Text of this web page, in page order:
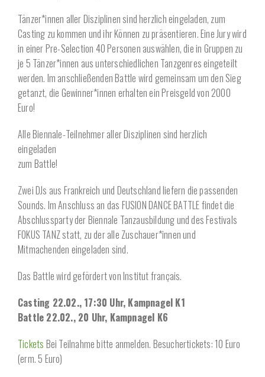
Tänzer*innen aller Disziplinen sind herzlich eingeladen, zum
Casting zu kommen und ihr Können zu präsentieren. Eine Jury wird
in einer Pre-Selection 40 Personen auswählen, die in Gruppen zu
je 5 Tänzer*innen aus unterschiedlichen Tanzgenres eingeteilt
werden. Im anschließenden Battle wird gemeinsam um den Sieg
getanzt, die Gewinner*innen erhalten ein Preisgeld von 2000
Euro!
Alle Biennale-Teilnehmer aller Disziplinen sind herzlich
eingeladen
zum Battle!
Zwei DJs aus Frankreich und Deutschland liefern die passenden
Sounds. Im Anschluss an das FUSION DANCE BATTLE findet die
Abschlussparty der Biennale Tanzausbildung und des Festivals
FOKUS TANZ statt, zu der alle Zuschauer*innen und
Mitmachenden eingeladen sind.
Das Battle wird gefördert von Institut français.
Casting 22.02., 17:30 Uhr, Kampnagel K1
Battle 22.02., 20 Uhr, Kampnagel K6
Tickets Bei Teilnahme bitte anmelden. Besuchertickets: 10 Euro
(erm. 5 Euro)